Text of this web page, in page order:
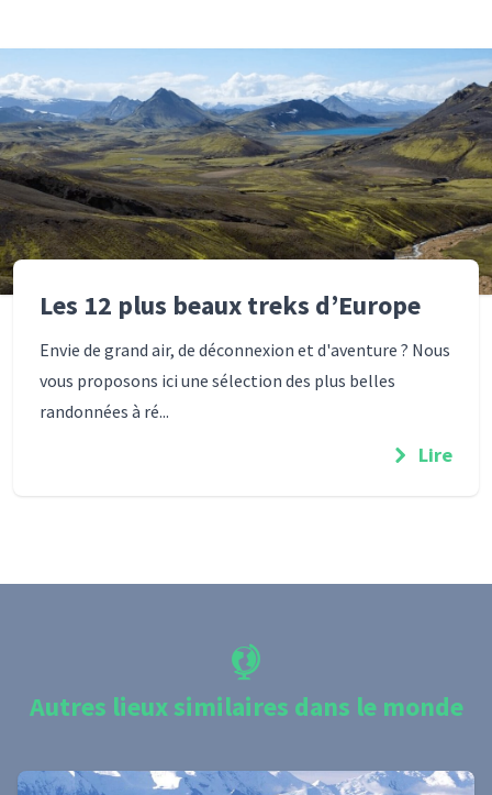
Les 12 plus beaux treks d’Europe
Envie de grand air, de déconnexion et d'aventure ? Nous
vous proposons ici une sélection des plus belles
randonnées à ré...
Lire
Autres lieux similaires dans le monde